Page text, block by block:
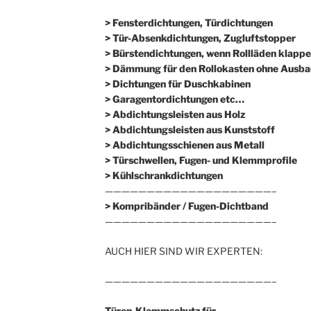
> Fensterdichtungen, Türdichtungen
> Tür-Absenkdichtungen, Zugluftstopper
> Bürstendichtungen, wenn Rollläden
> Dämmung für den Rollokasten ohne
> Dichtungen für Duschkabinen
> Garagentordichtungen etc…
> Abdichtungsleisten aus Holz
> Abdichtungsleisten aus Kunststoff
> Abdichtungsschienen aus Metall
> Türschwellen, Fugen- und Klemmprofile
> Kühlschrankdichtungen
————————————————————–
>Kompribänder / Fugen-Dichtband
————————————————————–
AUCH HIER SIND WIR EXPERTEN:
————————————————————–